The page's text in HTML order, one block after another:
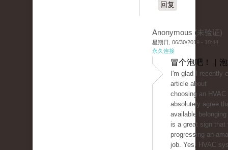
回复
Anonymous (未验证)
星期日, 06/30/2019 - 10:44
永久连接
冒个泡吧！ |
I'm glad I recently
article about
choosing an
absolutely agree
available
is a great sign
progressing an
job. Yes, HVAC